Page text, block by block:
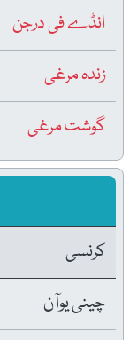
انڈے فی درجن
زندہ مرغی
گوشت مرغی
کرنسی
چینی یوآن